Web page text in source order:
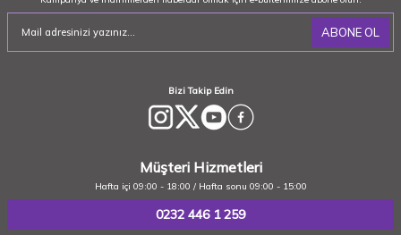
ABONE OL
Bizi Takip Edin
Müşteri Hizmetleri
Hafta içi 09:00 - 18:00 / Hafta sonu 09:00 - 15:00
0232 446 1 259